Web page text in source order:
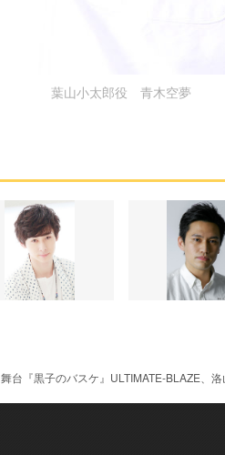
葉山小太郎役 青木空夢
舞台『黒子のバスケ』ULTIMATE-BLAZE、